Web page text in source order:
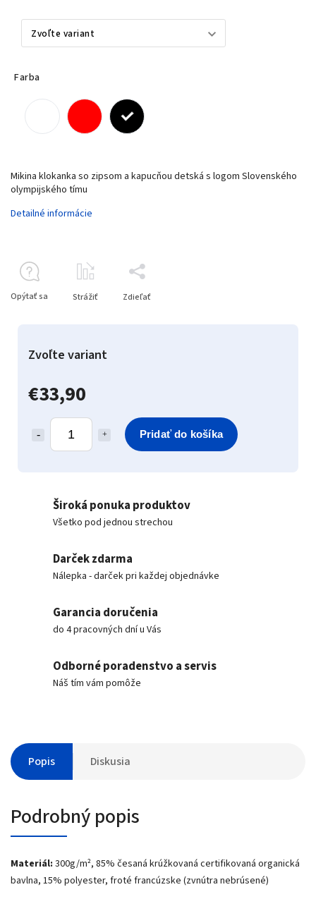
Farba
€33,90
Pridať do košíka
Zvoľte variant
Mikina klokanka so zipsom a kapucňou detská s logom Slovenského
olympijského tímu
Detailné informácie
Opýtať sa Strážiť Zdieľať
Široká ponuka produktov
Všetko pod jednou strechou
Darček zdarma
Nálepka - darček pri každej objednávke
Garancia doručenia
do 4 pracovných dní u Vás
Odborné poradenstvo a servis
Náš tím vám pomôže
Popis Diskusia
Podrobný popis
Materiál: 300g/m², 85% česaná krúžkovaná certifikovaná organická
bavlna, 15% polyester, froté francúzske (zvnútra nebrúsené)